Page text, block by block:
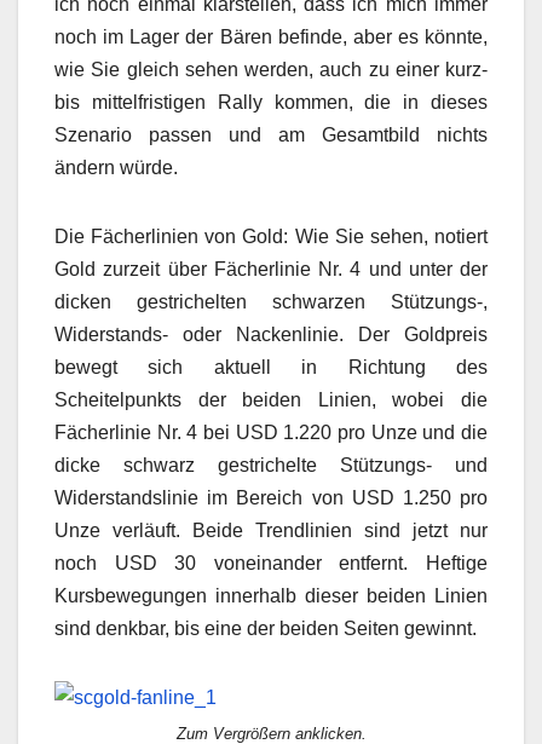
ich noch einmal klarstellen, dass ich mich immer
noch im Lager der Bären befinde, aber es könnte,
wie Sie gleich sehen werden, auch zu einer kurz-
bis mittelfristigen Rally kommen, die in dieses
Szenario passen und am Gesamtbild nichts
ändern würde.
Die Fächerlinien von Gold: Wie Sie sehen, notiert
Gold zurzeit über Fächerlinie Nr. 4 und unter der
dicken gestrichelten schwarzen Stützungs-,
Widerstands- oder Nackenlinie. Der Goldpreis
bewegt sich aktuell in Richtung des
Scheitelpunkts der beiden Linien, wobei die
Fächerlinie Nr. 4 bei USD 1.220 pro Unze und die
dicke schwarz gestrichelte Stützungs- und
Widerstandslinie im Bereich von USD 1.250 pro
Unze verläuft. Beide Trendlinien sind jetzt nur
noch USD 30 voneinander entfernt. Heftige
Kursbewegungen innerhalb dieser beiden Linien
sind denkbar, bis eine der beiden Seiten gewinnt.
Zum Vergrößern anklicken.